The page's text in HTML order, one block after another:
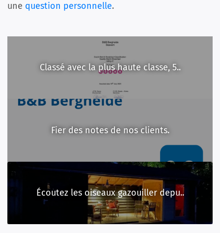
une question personnelle.
Classé avec la plus haute classe, 5..
Écoutez les oiseaux gazouiller depu..
Fier des notes de nos clients.